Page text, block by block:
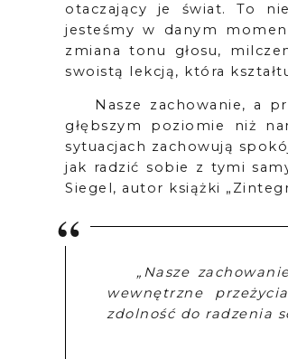
otaczający je świat. To
jesteśmy w danym
zmiana tonu głosu,
swoistą lekcją, która
Nasze zachowanie, a
głębszym poziomie niż
sytuacjach zachowują
jak radzić sobie z tymi
Siegel, autor książki
„Nasze
wewnętrzne
zdolność do radzenia